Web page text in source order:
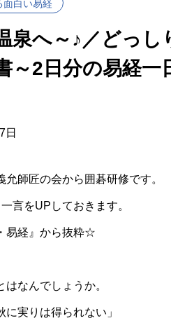
面白い易経
泉へ～♪／どっ
～2日分の易経一
日
允師匠の会から囲碁研修です。
言をUPしておきます。
易経』から抜粋☆
なんでしょうか。
に実りは得られない」